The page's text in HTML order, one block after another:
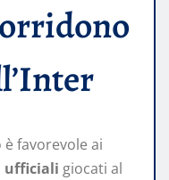
è favorevole ai
ufficiali giocati al